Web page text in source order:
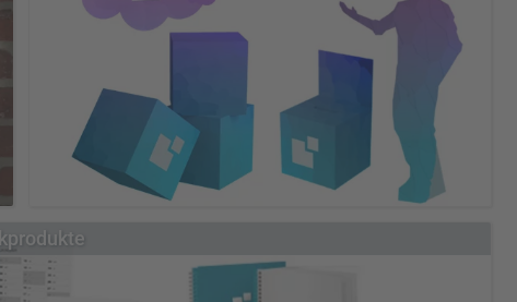
Übersicht Klebefolien
Klebefolie transluzent
Window Graphics Lochfolie
Glasdekorfolie / Milchglasfolie
Verarbeitungsmöglichkeiten. Wir bedrucken Pappdisplays und
bieten Ihnen eine Vielzahl von Produkten aus Pappe.